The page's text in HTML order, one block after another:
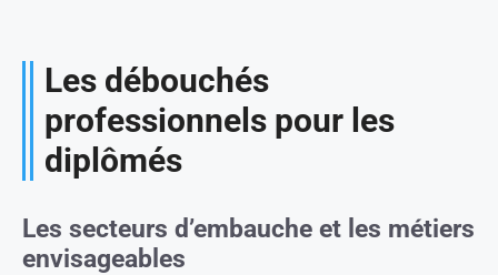
Les débouchés
professionnels pour les
diplômés
Les secteurs d’embauche et les métiers
envisageables